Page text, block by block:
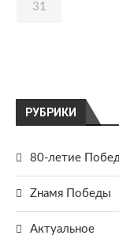
РУБРИКИ
80-летие
Zнамя Победы
Актуальное
31